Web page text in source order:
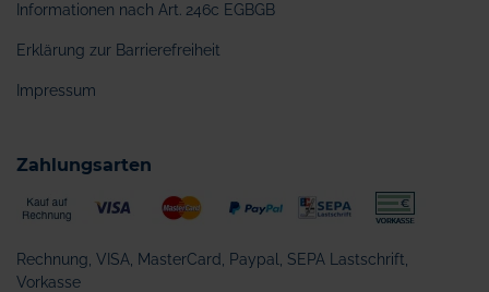
Informationen nach Art. 246c EGBGB
Erklärung zur Barrierefreiheit
Impressum
Zahlungsarten
Rechnung, VISA, MasterCard, Paypal, SEPA Lastschrift,
Vorkasse